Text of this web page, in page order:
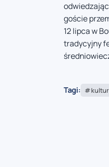
goście
12 lipca w
tradycyjny
Tagi: